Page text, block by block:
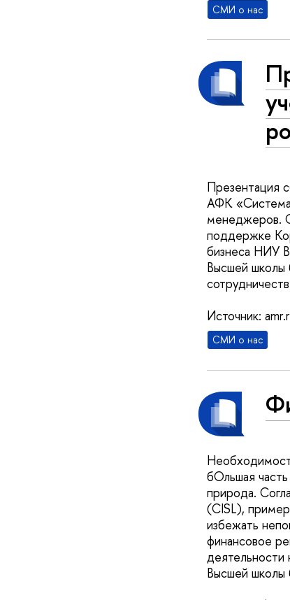
СМИ о нас
Презентация
АФК
менеджеров.
поддержке
бизнеса НИУ
Высшей
Источник:
СМИ о нас
бОльшая
природа.
(CISL),
избежать
финансовое
деятельности
Высшей